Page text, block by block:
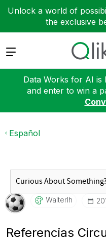
Unlock a world of
the exclusive
Expand
Data Works for AI is
and enter to win a
Español
Walterlh
Referencias